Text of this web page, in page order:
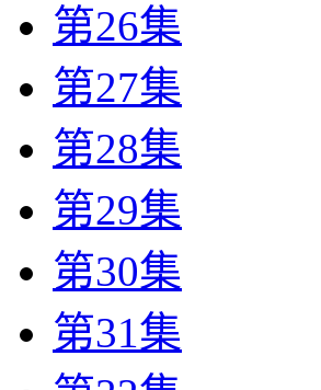
第26集
第27集
第28集
第29集
第30集
第31集